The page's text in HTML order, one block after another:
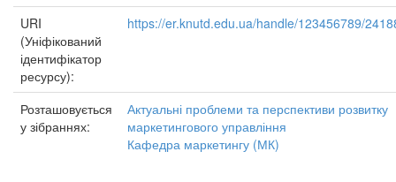
URI
(Уніфікований
ідентифікатор
ресурсу):
https://er.knutd.edu.ua/handle/123456789/
Розташовується
у зібраннях:
Актуальні проблеми та перспективи розвитку
маркетингового управління
Кафедра маркетингу (МК)